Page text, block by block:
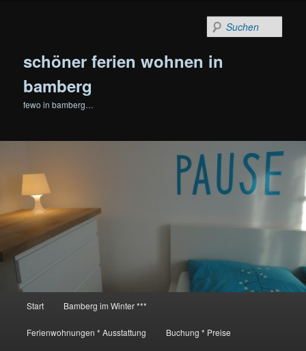
schöner ferien wohnen in
bamberg
fewo in bamberg…
Start Bamberg im Winter ***
Ferienwohnungen * Ausstattung Buchung * Preise